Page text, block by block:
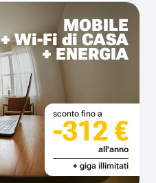
MOBILE
+ Wi-Fi di CASA
+ ENERGIA
sconto fino a
-312 €
all'anno
+ giga illimitati